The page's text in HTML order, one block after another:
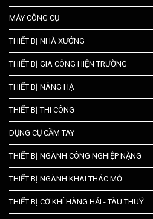
MÁY CÔNG CỤ
THIẾT BỊ NHÀ XƯỞNG
THIẾT BỊ GIA CÔNG HIỆN TRƯỜNG
THIẾT BỊ NÂNG HẠ
THIẾT BỊ THI CÔNG
DỤNG CỤ CẦM TAY
THIẾT BỊ NGÀNH CÔNG NGHIỆP NẶNG
THIẾT BỊ NGÀNH KHAI THÁC MỎ
THIẾT BỊ CƠ KHÍ HÀNG HẢI - TÀU THUỶ